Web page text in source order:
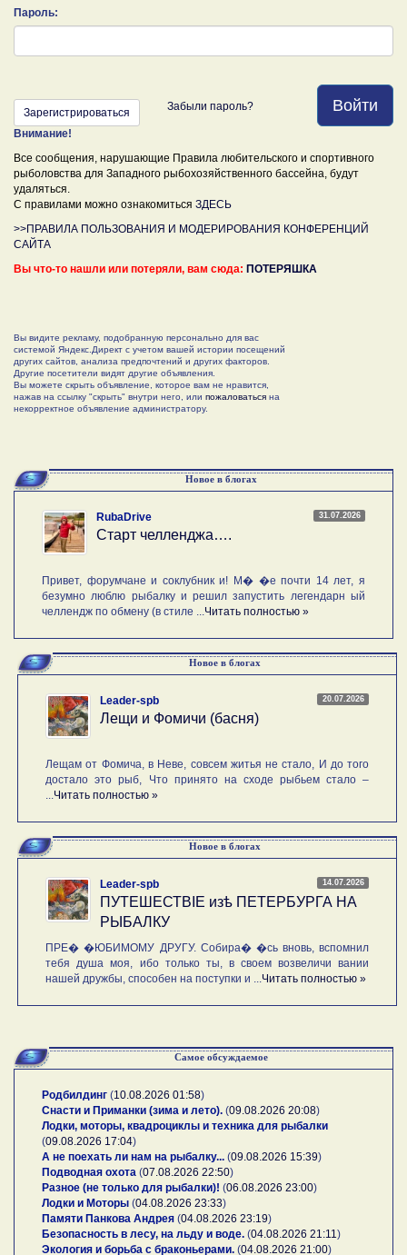
Пароль:
Войти
Зарегистрироваться Забыли пароль?
Внимание!
Все сообщения, нарушающие Правила любительского и спортивного
рыболовства для Западного рыбохозяйственного бассейна, будут
удаляться.
С правилами можно ознакомиться ЗДЕСЬ
>>ПРАВИЛА ПОЛЬЗОВАНИЯ И МОДЕРИРОВАНИЯ КОНФЕРЕНЦИЙ
САЙТА
Вы что-то нашли или потеряли, вам сюда: ПОТЕРЯШКА
Вы видите рекламу, подобранную персонально для вас
системой Яндекс.Директ с учетом вашей истории посещений
других сайтов, анализа предпочтений и других факторов.
Другие посетители видят другие объявления.
Вы можете скрыть объявление, которое вам не нравится,
нажав на ссылку "скрыть" внутри него, или пожаловаться на
некорректное объявление администратору.
Новое в блогах
31.07.2026
RubaDrive
Старт челленджа….
Привет, форумчане и соклубник и! М� �е почти 14 лет, я
безумно люблю рыбалку и решил запустить легендарн ый
челлендж по обмену (в стиле ... Читать полностью »
Новое в блогах
20.07.2026
Leader-spb
Лещи и Фомичи (басня)
Лещам от Фомича, в Неве, совсем житья не стало, И до того
достало это рыб, Что принято на сходе рыбьем стало –
Читать полностью »
Новое в блогах
14.07.2026
Leader-spb
ПУТЕШЕСТВIE изѣ ПЕТЕРБУРГА НА
РЫБАЛКУ
ПРЕ� �ЮБИМОМУ ДРУГУ. Собира� �сь вновь, вспомнил
тебя душа моя, ибо только ты, в своем возвеличи вании
нашей дружбы, способен на поступки и ... Читать полностью »
Самое обсуждаемое
Родбилдинг (10.08.2026 01:58)
Снасти и Приманки (зима и лето). (09.08.2026 20:08)
Лодки, моторы, квадроциклы и техника для рыбалки
(09.08.2026 17:04)
А не поехать ли нам на рыбалку... (09.08.2026 15:39)
Подводная охота (07.08.2026 22:50)
Разное (не только для рыбалки)! (06.08.2026 23:00)
Лодки и Моторы (04.08.2026 23:33)
Памяти Панкова Андрея (04.08.2026 23:19)
Безопасность в лесу, на льду и воде. (04.08.2026 21:11 )
Экология и борьба с браконьерами. (04.08.2026 21:00)